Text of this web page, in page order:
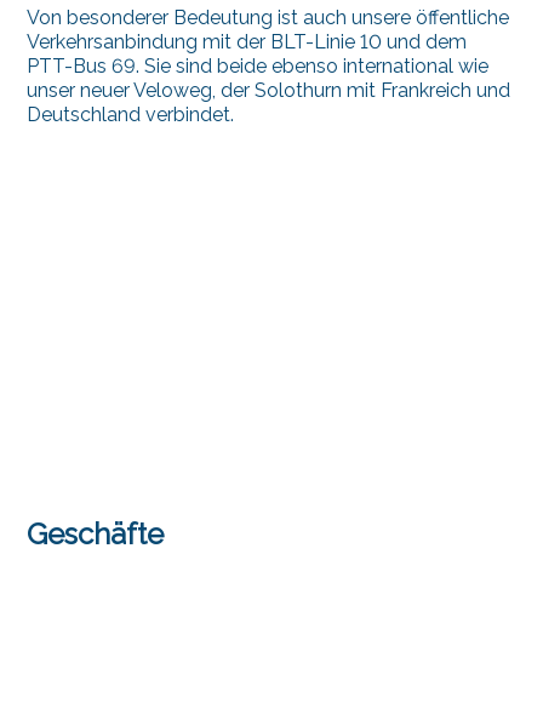
Von besonderer Bedeutung ist auch unsere öffentliche
Verkehrsanbindung mit der BLT-Linie 10 und dem
PTT-Bus 69. Sie sind beide ebenso international wie
unser neuer Veloweg, der Solothurn mit Frankreich und
Deutschland verbindet.
Geschäfte